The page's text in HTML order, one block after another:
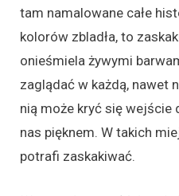
tam namalowane całe
kolorów zbladła, to
onieśmiela żywymi
zaglądać w każdą, nawet
nią może kryć się wejście
nas pięknem. W takich
potrafi zaskakiwać.